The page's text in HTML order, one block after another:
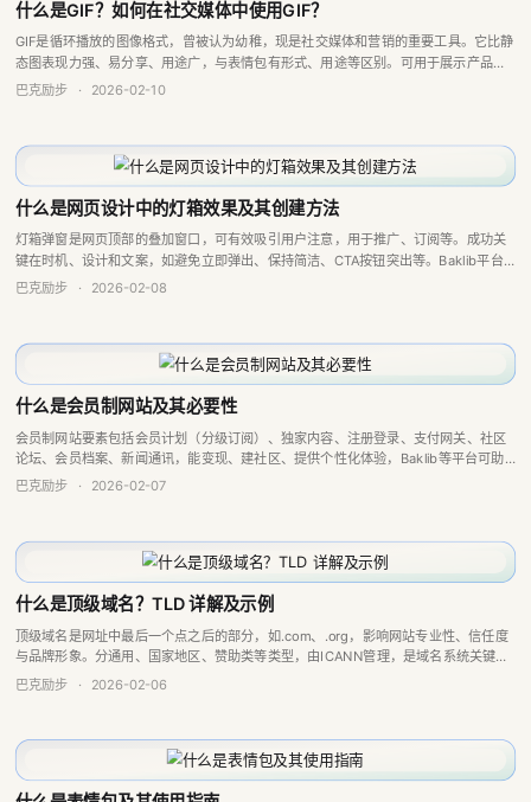
什么是GIF？如何在社交媒体中使用GIF？
GIF是循环播放的图像格式，曾被认为幼稚，现是社交媒体和营销的重要工具。它比静
态图表现力强、易分享、用途广，与表情包有形式、用途等区别。可用于展示产品、
提供指导等，有多种制作和查找工具，但存在加载慢等缺点。
巴克励步 · 2026-02-10
什么是网页设计中的灯箱效果及其创建方法
灯箱弹窗是网页顶部的叠加窗口，可有效吸引用户注意，用于推广、订阅等。成功关
键在时机、设计和文案，如避免立即弹出、保持简洁、CTA按钮突出等。Baklib平台
能助力精准控制灯箱，提升转化率。
巴克励步 · 2026-02-08
什么是会员制网站及其必要性
会员制网站要素包括会员计划（分级订阅）、独家内容、注册登录、支付网关、社区
论坛、会员档案、新闻通讯，能变现、建社区、提供个性化体验，Baklib等平台可助
创建，与订阅制网站的区别在于内容价值更集中深入。
巴克励步 · 2026-02-07
什么是顶级域名？TLD 详解及示例
顶级域名是网址中最后一个点之后的部分，如.com、.org，影响网站专业性、信任度
与品牌形象。分通用、国家地区、赞助类等类型，由ICANN管理，是域名系统关键部
分，选合适顶级域名对网站成功很重要。
巴克励步 · 2026-02-06